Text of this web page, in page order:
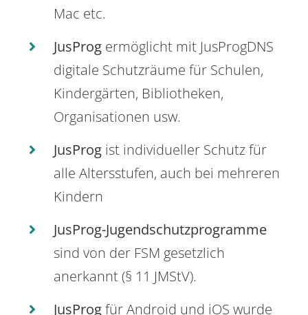
Mac etc.
JusProg ermöglicht mit JusProgDNS
digitale Schutzräume für Schulen,
Kindergärten, Bibliotheken,
Organisationen usw.
JusProg ist individueller Schutz für
alle Altersstufen, auch bei mehreren
Kindern
JusProg-Jugendschutzprogramme
sind von der FSM gesetzlich
anerkannt (§ 11 JMStV).
JusProgfür Android und iOS wurde